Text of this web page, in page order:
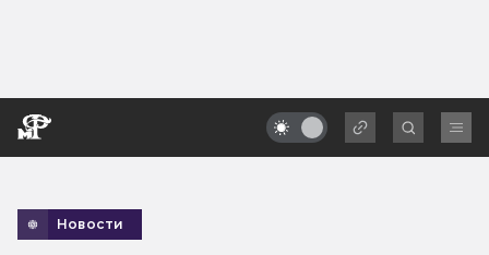
Новости